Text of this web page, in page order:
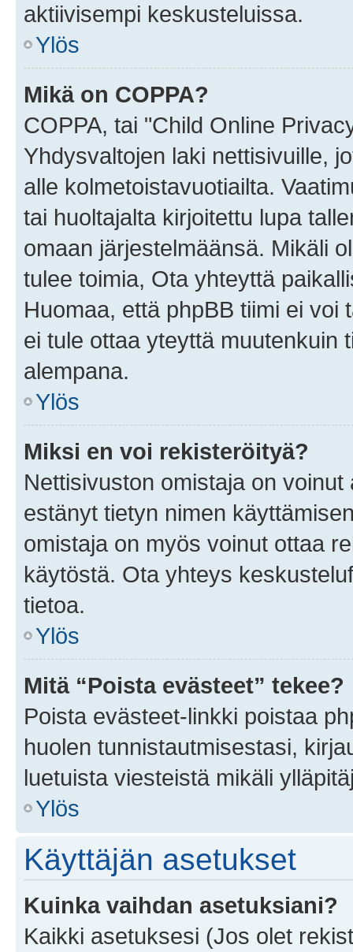
aktiivisempi keskusteluissa.
Ylös
Mikä on COPPA?
COPPA, tai "Child Online
Yhdysvaltojen laki nettisivuille,
alle kolmetoistavuotiailta.
tai huoltajalta kirjoitettu lupa
omaan järjestelmäänsä. Mikäli
tulee toimia, Ota yhteyttä
Huomaa, että phpBB tiimi ei
ei tule ottaa yteyttä muutenkuin
alempana.
Ylös
Miksi en voi rekisteröityä?
Nettisivuston omistaja on
estänyt tietyn nimen
omistaja on myös voinut ottaa
käytöstä. Ota yhteys
tietoa.
Ylös
Mitä “Poista evästeet” tekee?
Poista evästeet-linkki poistaa
huolen tunnistautmisestasi,
luetuista viesteistä mikäli
Ylös
Käyttäjän asetukset
Kuinka vaihdan asetuksiani?
Kaikki asetuksesi (Jos olet